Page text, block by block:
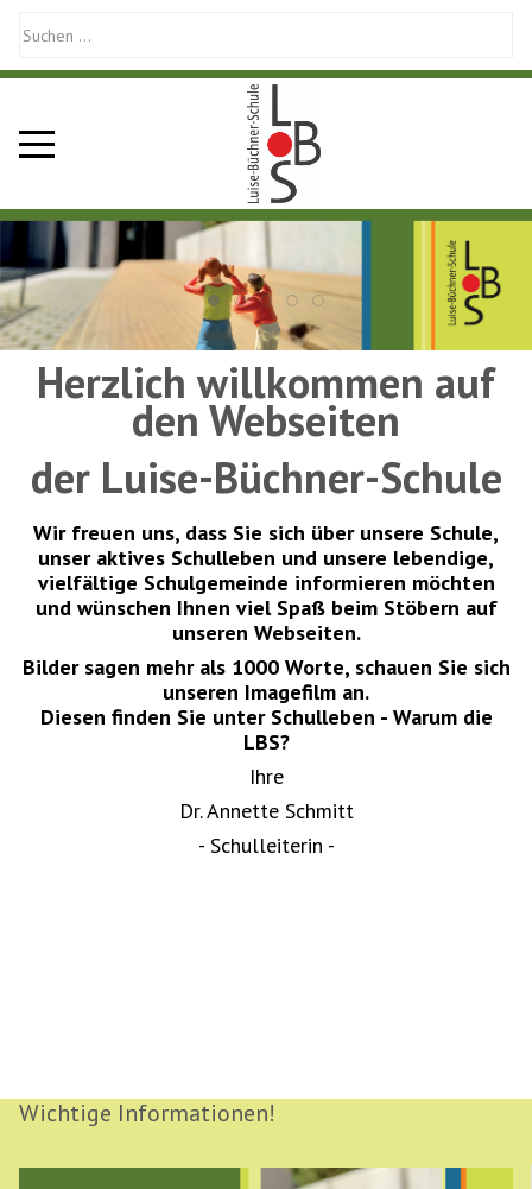
Mobile Menu Toggle
Herzlich willkommen auf
den Webseiten
der Luise-Büchner-Schule
Wir freuen uns, dass Sie sich über unsere Schule,
unser aktives Schulleben und unsere lebendige,
vielfältige Schulgemeinde informieren möchten
und wünschen Ihnen viel Spaß beim Stöbern auf
unseren Webseiten.
Bilder sagen mehr als 1000 Worte, schauen Sie sich
unseren Imagefilm an.
Diesen finden Sie unter Schulleben - Warum die
LBS?
Ihre
Dr. Annette Schmitt
- Schulleiterin -
Wichtige Informationen!